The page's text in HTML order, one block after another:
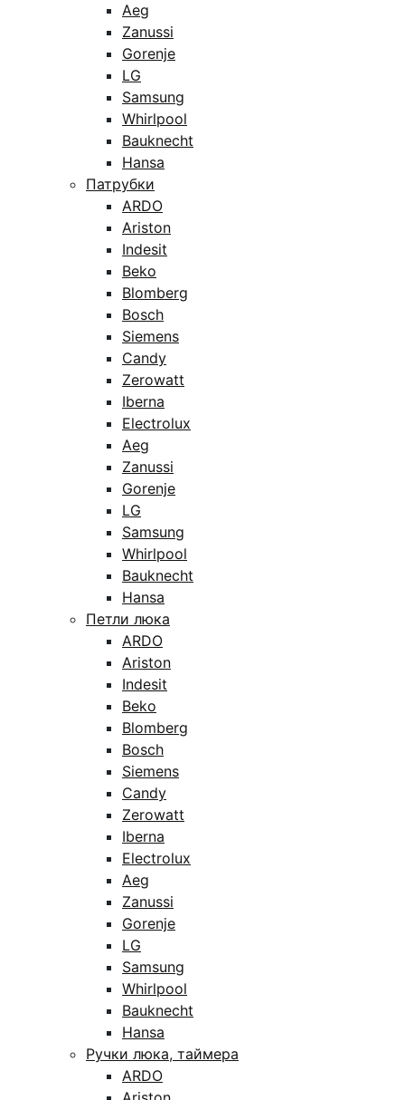
Aeg
Zanussi
Gorenje
LG
Samsung
Whirlpool
Bauknecht
Hansa
Патрубки
ARDO
Ariston
Indesit
Beko
Blomberg
Bosch
Siemens
Candy
Zerowatt
Iberna
Electrolux
Aeg
Zanussi
Gorenje
LG
Samsung
Whirlpool
Bauknecht
Hansa
Петли люка
ARDO
Ariston
Indesit
Beko
Blomberg
Bosch
Siemens
Candy
Zerowatt
Iberna
Electrolux
Aeg
Zanussi
Gorenje
LG
Samsung
Whirlpool
Bauknecht
Hansa
Ручки люка, таймера
ARDO